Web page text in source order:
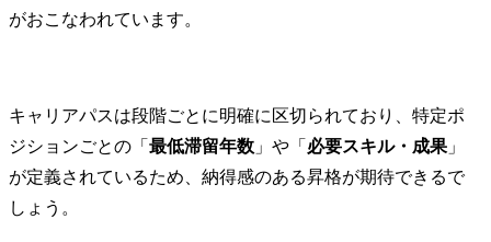
がおこなわれています。
キャリアパスは段階ごとに明確に区切られており、特定ポ
ジションごとの「 最低滞留年数 」や「 必要スキル・成果 」
が定義されているため、納得感のある昇格が期待できるで
しょう。